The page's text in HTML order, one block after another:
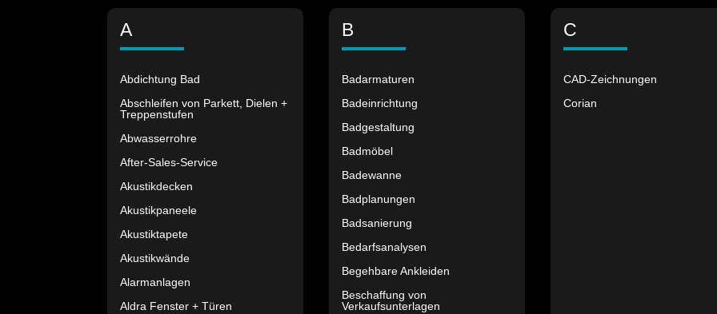
A
Abdichtung Bad
Abschleifen von Parkett, Dielen +
Treppenstufen
Abwasserrohre
After-Sales-Service
Akustikdecken
Akustikpaneele
Akustiktapete
Akustikwände
Alarmanlagen
Aldra Fenster + Türen
B
Badarmaturen
Badeinrichtung
Badgestaltung
Badmöbel
Badewanne
Badplanungen
Badsanierung
Bedarfsanalysen
Begehbare Ankleiden
Beschaffung von
Verkaufsunterlagen
C
CAD-Zeichnungen
Corian